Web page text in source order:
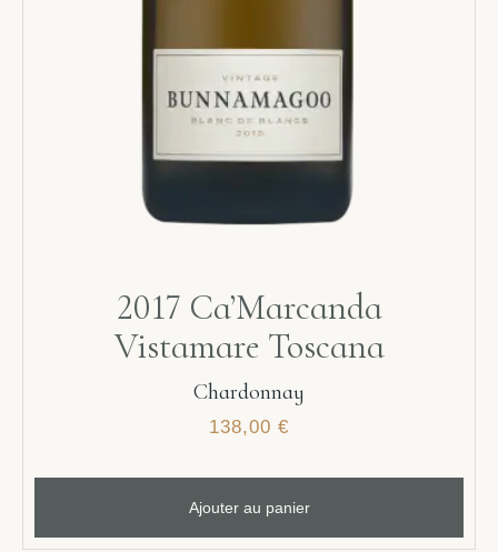
2017 Ca’Marcanda
Vistamare Toscana
Chardonnay
138,00 €
Ajouter au panier